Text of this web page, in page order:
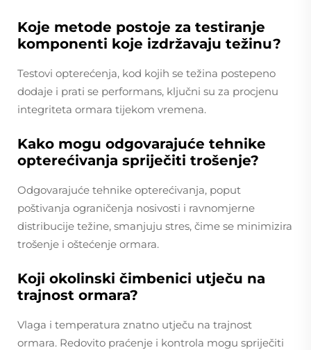
Koje metode postoje za testiranje
komponenti koje izdržavaju težinu?
Testovi opterećenja, kod kojih se težina postepeno
dodaje i prati se performans, ključni su za procjenu
integriteta ormara tijekom vremena.
Kako mogu odgovarajuće tehnike
opterećivanja spriječiti trošenje?
Odgovarajuće tehnike opterećivanja, poput
poštivanja ograničenja nosivosti i ravnomjerne
distribucije težine, smanjuju stres, čime se minimizira
trošenje i oštećenje ormara.
Koji okolinski čimbenici utječu na
trajnost ormara?
Vlaga i temperatura znatno utječu na trajnost
ormara. Redovito praćenje i kontrola mogu spriječiti